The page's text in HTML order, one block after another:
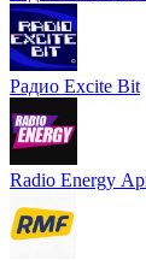
Радио Excite Bit
Radio Energy